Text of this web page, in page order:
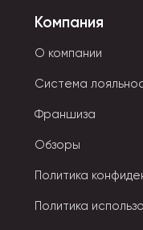
Компания
О компании
Система
Франшиза
Обзоры
Политика
Политика